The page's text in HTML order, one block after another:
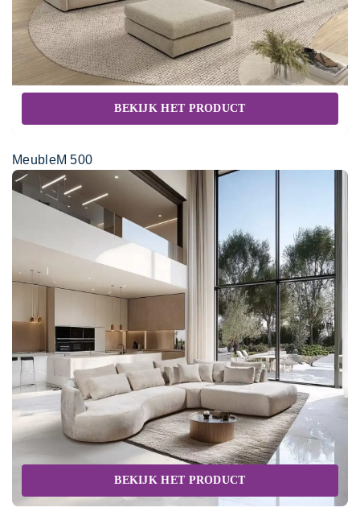
BEKIJK HET PRODUCT
MeubleM 500
BEKIJK HET PRODUCT